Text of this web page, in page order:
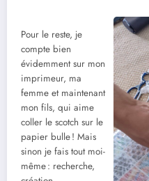
Pour le reste, je
compte bien
évidemment sur mon
imprimeur, ma
femme et maintenant
mon fils, qui aime
coller le scotch sur le
papier bulle ! Mais
sinon je fais tout moi-
même : recherche,